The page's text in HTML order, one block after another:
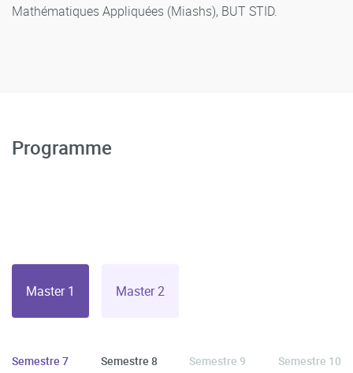
Mathématiques Appliquées (Miashs), BUT STID.
Programme
Master 1 Master 2
Semestre 7 Semestre 8 Semestre 9 Semestre 10